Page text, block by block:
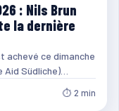
: Nils Brun
la dernière
achevé ce dimanche
Südliche)…
⏱ 2 min